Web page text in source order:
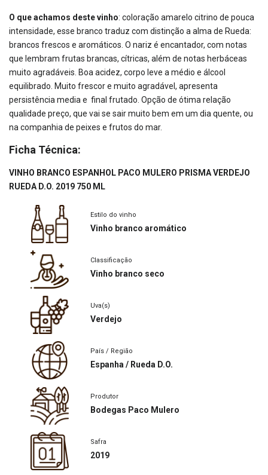
O que achamos deste vinho: coloração amarelo citrino de pouca
intensidade, esse branco traduz com distinção a alma de Rueda:
brancos frescos e aromáticos. O nariz é encantador, com notas
que lembram frutas brancas, cítricas, além de notas herbáceas
muito agradáveis. Boa acidez, corpo leve a médio e álcool
equilibrado. Muito frescor e muito agradável, apresenta
persistência media e final frutado. Opção de ótima relação
qualidade preço, que vai se sair muito bem em um dia quente, ou
na companhia de peixes e frutos do mar.
Ficha Técnica:
VINHO BRANCO ESPANHOL PACO MULERO PRISMA VERDEJO
RUEDA D.O. 2019 750 ML
Estilo do vinho
Vinho branco aromático
Classificação
Vinho branco seco
Uva(s)
Verdejo
País / Região
Espanha / Rueda D.O.
Produtor
Bodegas Paco Mulero
Safra
2019